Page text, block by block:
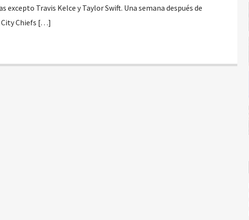
Travis Kelce y Taylor Swift. Una semana después de
City Chiefs […]